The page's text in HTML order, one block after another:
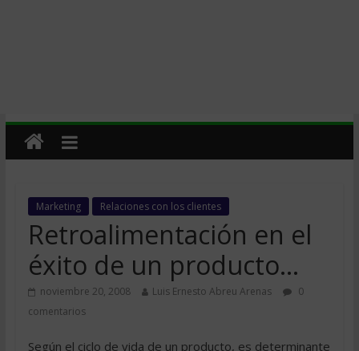
Marketing Relaciones con los clientes
Retroalimentación en el
éxito de un producto…
noviembre 20, 2008 Luis Ernesto Abreu Arenas
0
comentarios
Según el ciclo de vida de un producto, es determinante